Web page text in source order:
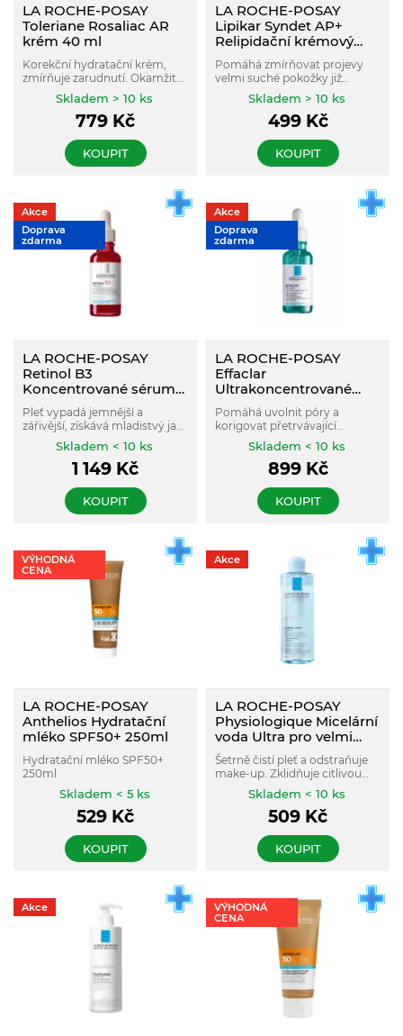
LA ROCHE-POSAY
Toleriane Rosaliac AR
krém 40 ml
Korekční hydratační krém,
zmírňuje zarudnutí. Okamžitý
účinek. Na suchou a křehkou
Skladem > 10 ks
779 Kč
KOUPIT
LA ROCHE-POSAY
Lipikar Syndet AP+
Relipidační krémový
sprchový gel 400 ml
Pomáhá zmírňovat projevy
velmi suché pokožky již
během sprchování.
Skladem > 10 ks
499Kč
KOUPIT
Akce
Doprava
zdarma
LA ROCHE-POSAY
Retinol B3
Koncentrované sérum
proti vráskám s
regeneračním a pleť
vyhlazujícím účinkem
30 ml
Pleť vypadá jemnější a
zářivější, získává mladistvý jas
a tonicitu. Trvale jsou
redukovány známky stárnutí
vzniklé v důsledku slunečního
Skladem < 10 ks
1 149 Kč
KOUPIT
Akce
Doprava
zdarma
LA ROCHE-POSAY
Effaclar
Ultrakoncentrované
sérum proti
nedokonalostem pleti a
stopám po akné 30 ml
Pomáhá uvolnit póry a
korigovat přetrvávající
nedokonalosti a stopy po
akné. Zanechává pleť
zjemněnou a čistou.
Skladem < 10 ks
899Kč
KOUPIT
VÝHODNÁ
CENA
LA ROCHE-POSAY
Anthelios Hydratační
mléko SPF50+ 250ml
Hydratační mléko SPF50+
250ml
Skladem < 5 ks
529 Kč
KOUPIT
Akce
LA ROCHE-POSAY
Physiologique Micelární
voda Ultra pro velmi
citlivou až reaktivní pleť
400 ml
Šetrně čistí pleť a odstraňuje
make-up. Zklidňuje citlivou
pleť, zamezuje pnutí,
podráždění a začervenání
pleti. Dodává pleti pocit
Skladem < 10 ks
509 Kč
KOUPIT
Akce
VÝHODNÁ
CENA